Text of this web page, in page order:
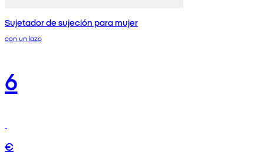
Sujetador de sujeción para mujer
con un lazo
6
€